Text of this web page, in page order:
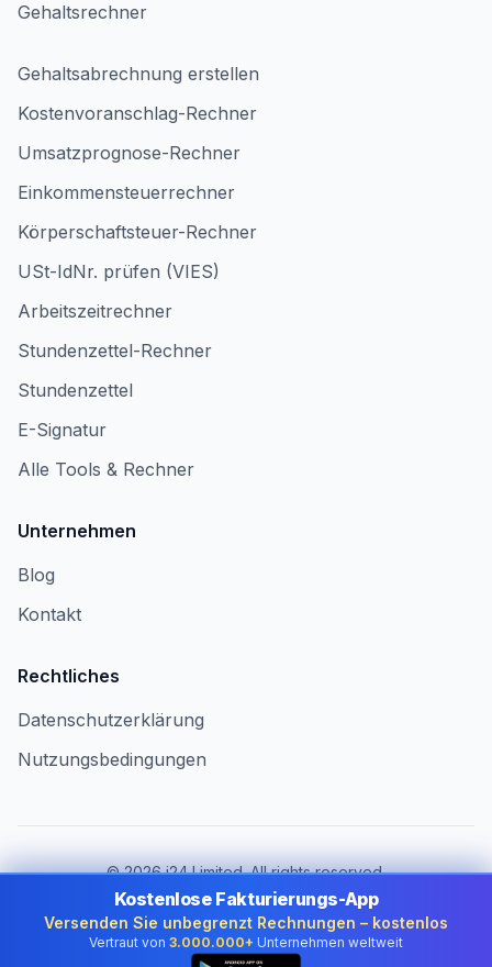
Gehaltsrechner
Gehaltsabrechnung erstellen
Kostenvoranschlag-Rechner
Umsatzprognose-Rechner
Einkommensteuerrechner
Körperschaftsteuer-Rechner
USt-IdNr. prüfen (VIES)
Arbeitszeitrechner
Stundenzettel-Rechner
Stundenzettel
E-Signatur
Alle Tools & Rechner
Unternehmen
Blog
Kontakt
Rechtliches
Datenschutzerklärung
Nutzungsbedingungen
©2026i24 Limited. All rights reserved.
Für Unternehmen in Germany
Land ändern:
Germany
Kostenlose Fakturierungs-App
Versenden Sie unbegrenzt Rechnungen – kostenlos
Vertraut von 3.000.000+ Unternehmen weltweit